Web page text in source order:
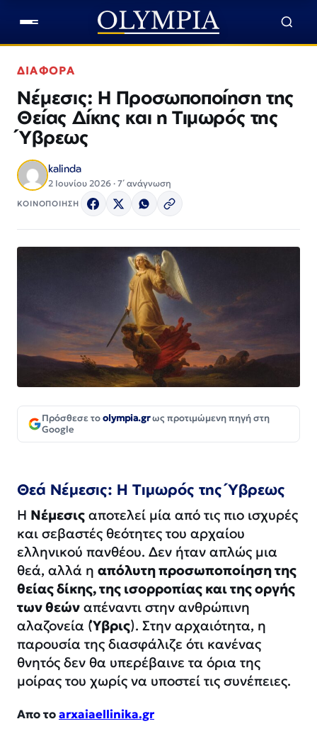
ΔΙΑΦΟΡΑ
Νέμεσις: Η Προσωποποίηση της
Θείας Δίκης και η Τιμωρός της
Ύβρεως
kalinda
2 Ιουνίου 2026 · 7΄ ανάγνωση
ΚΟΙΝΟΠΟΙΗΣΗ
Πρόσθεσε τοolympia.grως προτιμώμενη πηγή στη
Google
Θεά Νέμεσις: Η Τιμωρός της Ύβρεως
Η Νέμεσις αποτελεί μία από τις πιο ισχυρές
και σεβαστές θεότητες του αρχαίου
ελληνικού πανθέου. Δεν ήταν απλώς μια
θεά, αλλά η απόλυτη προσωποποίηση της
θείας δίκης, της ισορροπίας και της οργής
των θεών απέναντι στην ανθρώπινη
αλαζονεία (Ύβρις). Στην αρχαιότητα, η
παρουσία της διασφάλιζε ότι κανένας
θνητός δεν θα υπερέβαινε τα όρια της
μοίρας του χωρίς να υποστεί τις συνέπειες.
Απο τοarxaiaellinika.gr